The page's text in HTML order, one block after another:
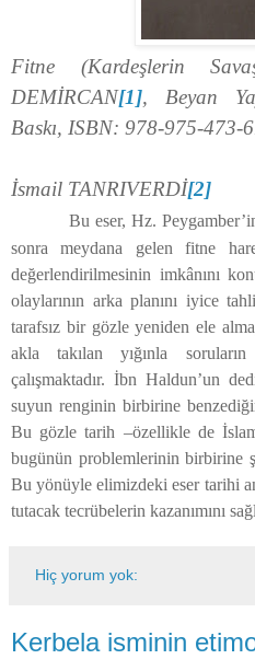
Fitne (Kardeşlerin
DEMİRCAN[1], Beyan
Baskı, ISBN: 978-975-473-
İsmail TANRIVERDİ[2]
Bu eser, Hz.
sonra meydana gelen fitne
değerlendirilmesinin imkânını
olaylarının arka planını iyice
tarafsız bir gözle yeniden ele
akla takılan yığınla
çalışmaktadır. İbn Haldun’un
suyun renginin birbirine
Bu gözle tarih –özellikle de
bugünün problemlerinin birbirine
Bu yönüyle elimizdeki eser tarihi
tutacak tecrübelerin kazanımını
Hiç yorum yok:
Kerbela isminin